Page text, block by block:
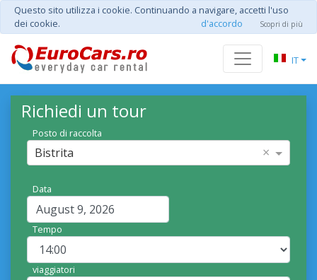
Questo sito utilizza i cookie. Continuando a navigare, accetti l'uso
dei cookie.
d'accordo Scopri di più
IT
Richiedi un tour
Posto di raccolta
Bistrita ×
Data
Tempo
viaggiatori